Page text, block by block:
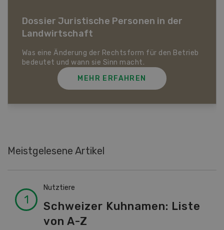
Dossier Bio-Artikel
MEHR ERFAHREN
Meistgelesene Artikel
Nutztiere
Schweizer Kuhnamen: Liste
von A-Z